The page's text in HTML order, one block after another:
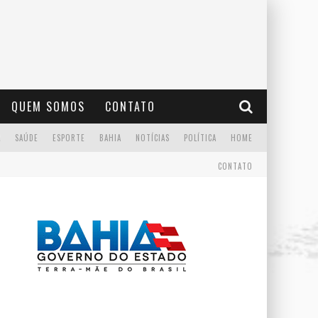
QUEM SOMOS CONTATO
HOME
POLÍTICA
NOTÍCIAS
BAHIA
ESPORTE
SAÚDE
CONTATO